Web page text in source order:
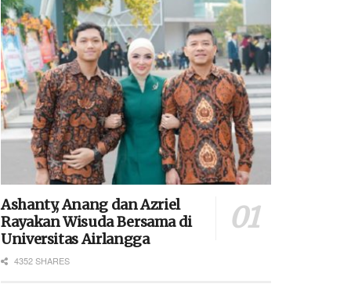
Ashanty, Anang dan Azriel
Rayakan Wisuda Bersama di
Universitas Airlangga
4352 SHARES